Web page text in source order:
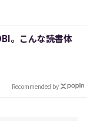
。こんな読書体
Recommended by